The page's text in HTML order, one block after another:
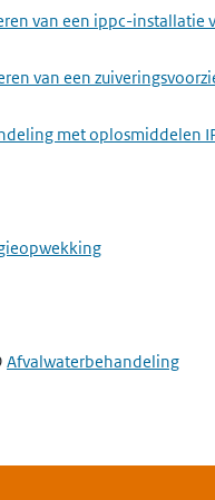
van een ippc-installatie
van een
met oplosmiddelen
Afvalwaterbehandeling